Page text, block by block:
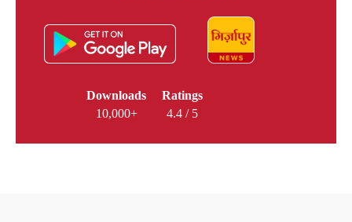
Downloads
10,000+
Ratings
4.4 / 5